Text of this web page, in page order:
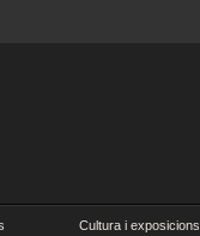
Cultura i exposicions